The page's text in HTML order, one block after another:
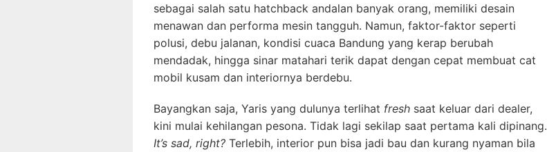
sebagai salah satu hatchback andalan banyak orang, memiliki desain
menawan dan performa mesin tangguh. Namun, faktor-faktor seperti
polusi, debu jalanan, kondisi cuaca Bandung yang kerap berubah
mendadak, hingga sinar matahari terik dapat dengan cepat membuat cat
mobil kusam dan interiornya berdebu.
Bayangkan saja, Yaris yang dulunya terlihat fresh saat keluar dari dealer,
kini mulai kehilangan pesona. Tidak lagi sekilap saat pertama kali dipinang.
It’s sad, right? Terlebih, interior pun bisa jadi bau dan kurang nyaman bila